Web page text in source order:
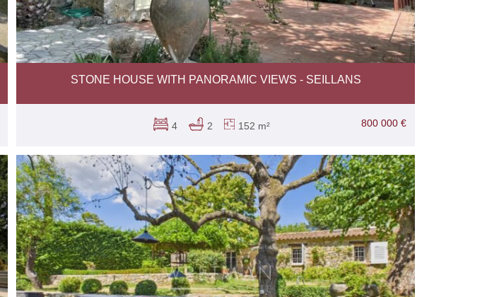
STONE HOUSE WITH PANORAMIC VIEWS - SEILLANS
800 000 €
4 2 152 m²